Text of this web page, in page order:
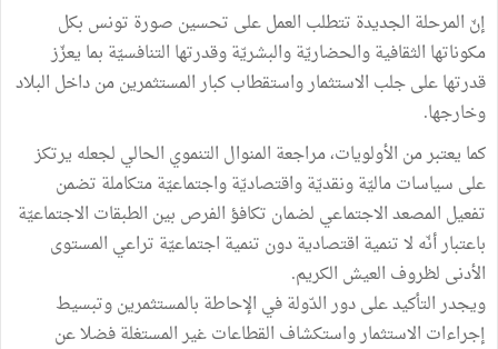
إنّ المرحلة الجديدة تتطلب العمل على تحسين صورة تونس بكل
مكوناتها الثقافية والحضاريّة والبشريّة وقدرتها التنافسيّة بما يعزّز
قدرتها على جلب الاستثمار واستقطاب كبار المستثمرين من داخل البلاد
وخارجها.
كما يعتبر من الأولويات، مراجعة المنوال التنموي الحالي لجعله يرتكز
على سياسات ماليّة ونقديّة واقتصاديّة واجتماعيّة متكاملة تضمن
تفعيل المصعد الاجتماعي لضمان تكافؤ الفرص بين الطبقات الاجتماعيّة
باعتبار أنّه لا تنمية اقتصادية دون تنمية اجتماعيّة تراعي المستوى
الأدنى لظروف العيش الكريم.
ويجدر التأكيد على دور الدّولة في الإحاطة بالمستثمرين وتبسيط
إجراءات الاستثمار واستكشاف القطاعات غير المستغلة فضلا عن